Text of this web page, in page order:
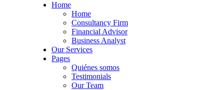
Home
Home
Consultancy Firm
Financial Advisor
Business Analyst
Our Services
Pages
Quiénes somos
Testimonials
Our Team